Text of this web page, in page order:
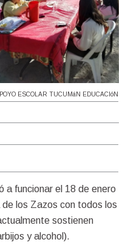
ESCOLAR TUCUMáN EDUCACIóN
a funcionar el 18 de enero
los Zazos con todos los
sostienen
y alcohol).